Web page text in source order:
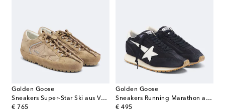
Golden Goose
Sneakers Super-Star Ski aus Veloursleder
€ 765
original price
Golden Goose
Sneakers Running Marathon aus Veloursleder
€ 495
original price